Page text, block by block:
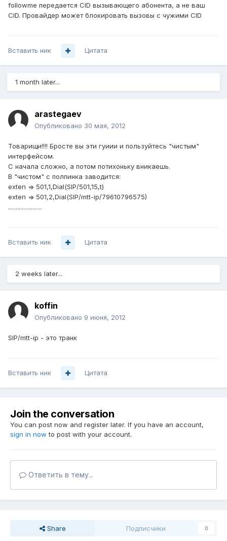
followme передается CID вызывающего абонента, а не ваш
CID. Провайдер может блокировать вызовы с чужими CID
Вставить ник Цитата
1 month later...
arastegaev
Опубликовано 30 мая, 2012
Товарищи!!!! Бросте вы эти гуиии и пользуйтесь "чистым"
интерфейсом.
С начала сложно, а потом потихоньку вникаешь.
В "чистом" с полпинка заводится:
exten => 501,1,Dial(SIP/501,15,t)
exten => 501,2,Dial(SIP/mtt-ip/79610796575)
......................
Вставить ник Цитата
2 weeks later...
koffin
Опубликовано 9 июня, 2012
SIP/mtt-ip - это транк
Вставить ник Цитата
Join the conversation
You can post now and register later. If you have an account,
sign in now to post with your account.
Ответить в тему...
Share Подписчики 0